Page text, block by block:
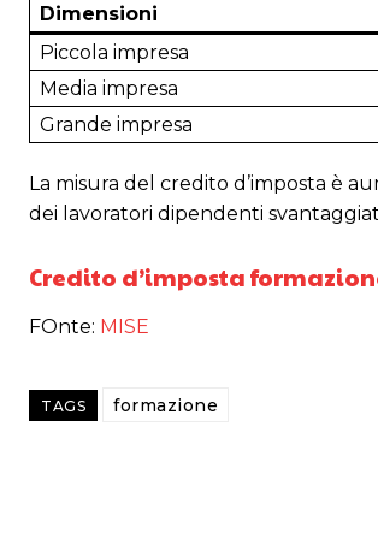
Dimensioni
Piccola impresa
Media impresa
Grande impresa
La misura del credito d’imposta è
dei lavoratori dipendenti
Credito d’imposta
FOnte: MISE
TAGS formazione